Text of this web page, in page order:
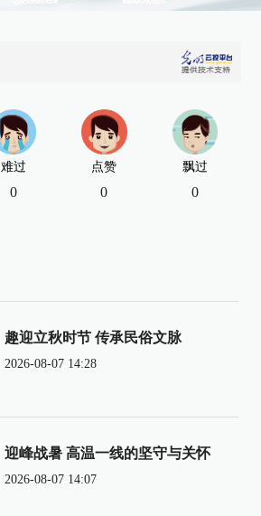
难过
0
点赞
0
飘过
0
趣迎立秋时节 传承民俗文脉
2026-08-07 14:28
迎峰战暑 高温一线的坚守与关怀
2026-08-07 14:07